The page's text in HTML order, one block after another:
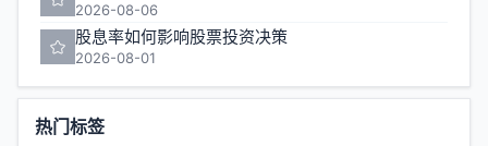
2026-08-06
股息率如何影响股票投资决策
2026-08-01
热门标签